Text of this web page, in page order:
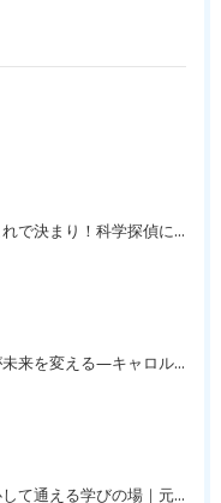
今年の自由研究はこれで決まり！科学探偵になって指紋の謎を解き明かそう！｜元中学高校教員で私立学校の放課後校内塾を経営する西宮・今津の習いごと教室＆自習塾WillBe
「まだできない」が未来を変える―キャロル・ドゥエックの成長マインドセットとは？｜元中学高校教員で私立学校の放課後校内塾を経営する西宮・今津の習いごと教室＆自習塾WillBe
不登校の生徒も安心して通える学びの場｜元中学高校教員で私立学校の放課後校内塾を経営する西宮・今津の習いごと教室＆自習塾WillBe